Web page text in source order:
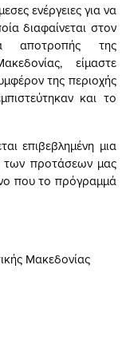
ενέργειες για να
διαφαίνεται στον
αποτροπής της
είμαστε
της περιοχής
και το
επιβεβλημένη μια
των προτάσεων μας
που το πρόγραμμά
Μακεδονίας